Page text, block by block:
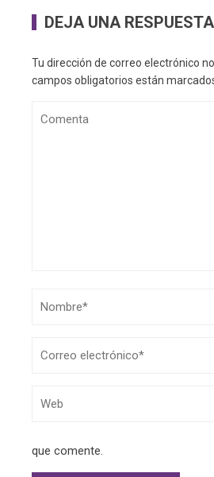
DEJA UNA RESPUESTA
Tu dirección de correo electrónico
campos obligatorios están
que comente.